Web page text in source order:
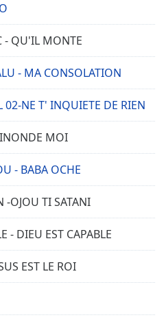
- QU'IL MONTE
- MA CONSOLATION
02-NE T' INQUIETE DE RIEN
MOI
- BABA OCHE
OJOU TI SATANI
- DIEU EST CAPABLE
EST LE ROI